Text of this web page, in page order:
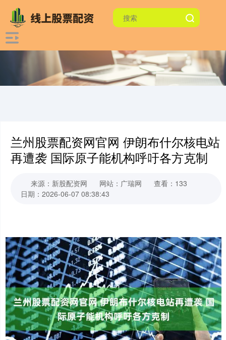
兰州股票配资网官网 伊朗布什尔核电站
再遭袭 国际原子能机构呼吁各方克制
来源：新股配资网 网站：广瑞网
查看：133
日期：2026-06-07 08:38:43